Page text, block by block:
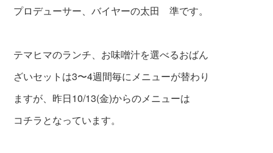
プロデューサー、バイヤーの太田 準です。
テマヒマのランチ、お味噌汁を選べるおばん
ざいセットは3〜4週間毎にメニューが替わり
ますが、昨日10/13(金)からのメニューは
コチラとなっています。